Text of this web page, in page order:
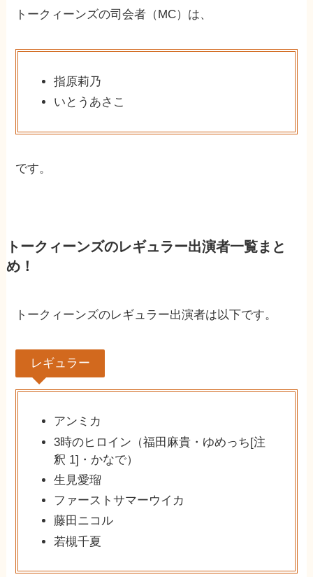
トークィーンズの司会者（MC）は、
指原莉乃
いとうあさこ
です。
トークィーンズのレギュラー出演者一覧まと
め！
トークィーンズのレギュラー出演者は以下です。
レギュラー
アンミカ
3時のヒロイン（福田麻貴・ゆめっち[注
釈 1]・かなで）
生見愛瑠
ファーストサマーウイカ
藤田ニコル
若槻千夏